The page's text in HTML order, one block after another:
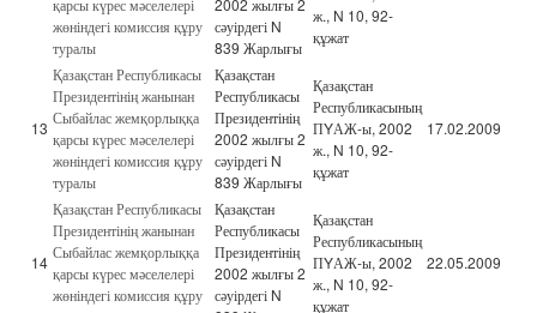
жөніндегі комиссия құру
туралы
сәуірдегі N
839 Жарлығы
ж., N 10, 92-
құжат
13
Қазақстан Республикасы
Президентінің жанынан
Сыбайлас жемқорлыққа
қарсы күрес мәселелері
жөніндегі комиссия құру
туралы
Қазақстан
Республикасы
Президентінің
2002 жылғы 2
сәуірдегі N
839 Жарлығы
Қазақстан
Республикасының
ПYАЖ-ы, 2002
ж., N 10, 92-
құжат
17.02.2009
14
Қазақстан Республикасы
Президентінің жанынан
Сыбайлас жемқорлыққа
қарсы күрес мәселелері
жөніндегі комиссия құру
Қазақстан
Республикасы
Президентінің
2002 жылғы 2
сәуірдегі N
Қазақстан
Республикасының
ПYАЖ-ы, 2002
ж., N 10, 92-
құжат
22.05.2009